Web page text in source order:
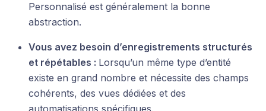
Personnalisé est généralement la bonne
abstraction.
Vous avez besoin d’enregistrements structurés
et répétables : Lorsqu’un même type d’entité
existe en grand nombre et nécessite des champs
cohérents, des vues dédiées et des
automatisations spécifiques.